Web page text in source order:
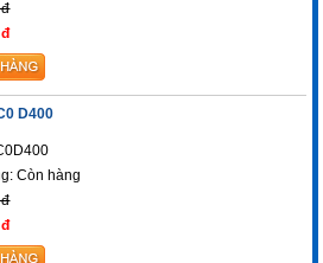
D400
Còn hàng